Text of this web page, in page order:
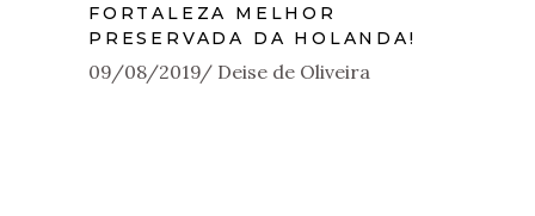
FORTALEZA MELHOR
PRESERVADA DA HOLANDA!
09/08/2019 Deise de Oliveira